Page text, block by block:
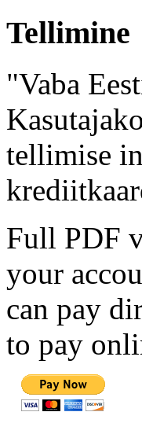
Tellimine
"Vaba
tellimise
Full PDF
your
can pay
to pay